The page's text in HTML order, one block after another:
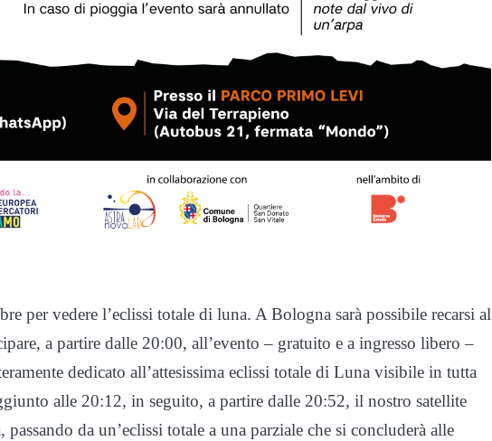
per vedere l’eclissi totale di luna. A Bologna sarà possibile recarsi al
a partire dalle 20:00, all’evento – gratuito e a ingresso libero –
dedicato all’attesissima eclissi totale di Luna visibile in tutta
alle 20:12, in seguito, a partire dalle 20:52, il nostro satellite
da un’eclissi totale a una parziale che si concluderà alle